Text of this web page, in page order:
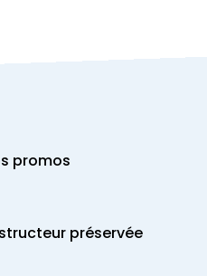
promos
préservée